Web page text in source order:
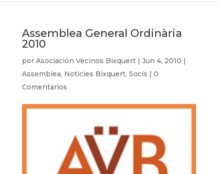
Assemblea General Ordinària
2010
por Asociación Vecinos Bixquert| Jun 4, 2010 |
Assemblea, Noticies Bixquert, Socis | 0
Comentarios